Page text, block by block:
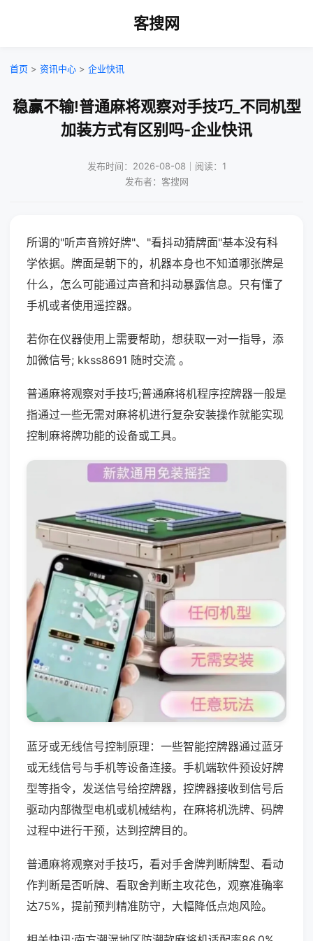
客搜网
首页 > 资讯中心 > 企业快讯
稳赢不输!普通麻将观察对手技巧_不同机型
加装方式有区别吗-企业快讯
发布时间：2026-08-08｜阅读：1
发布者：客搜网
所谓的"听声音辨好牌"、"看抖动猜牌面"基本没有科
学依据。牌面是朝下的，机器本身也不知道哪张牌是
什么，怎么可能通过声音和抖动暴露信息。只有懂了
手机或者使用遥控器。
若你在仪器使用上需要帮助，想获取一对一指导，添
加微信号; kkss8691 随时交流 。
普通麻将观察对手技巧;普通麻将机程序控牌器一般是
指通过一些无需对麻将机进行复杂安装操作就能实现
控制麻将牌功能的设备或工具。
蓝牙或无线信号控制原理：一些智能控牌器通过蓝牙
或无线信号与手机等设备连接。手机端软件预设好牌
型等指令，发送信号给控牌器，控牌器接收到信号后
驱动内部微型电机或机械结构，在麻将机洗牌、码牌
过程中进行干预，达到控牌目的。
普通麻将观察对手技巧，看对手舍牌判断牌型、看动
作判断是否听牌、看取舍判断主攻花色，观察准确率
达75%，提前预判精准防守，大幅降低点炮风险。